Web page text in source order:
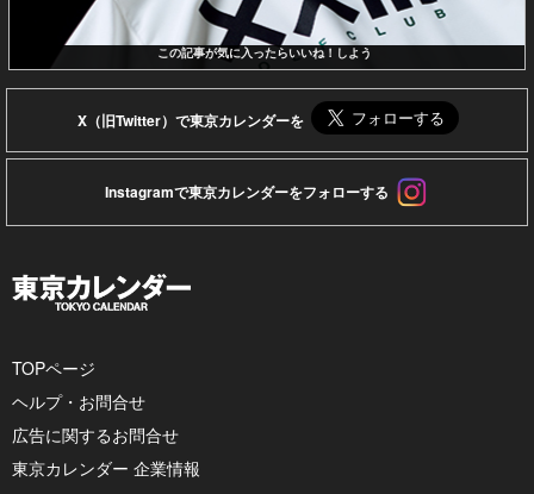
この記事が気に入ったらいいね！しよう
X（旧Twitter）で東京カレンダーを
Instagramで東京カレンダーをフォローする
TOPページ
ヘルプ・お問合せ
広告に関するお問合せ
東京カレンダー 企業情報